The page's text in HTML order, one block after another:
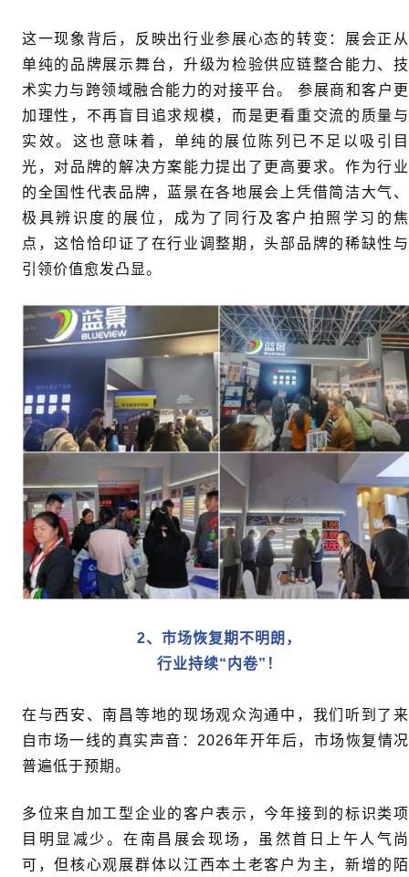
这一现象背后，反映出行业参展心态的转变：展会正从
单纯的品牌展示舞台，升级为检验供应链整合能力、技
术实力与跨领域融合能力的对接平台。 参展商和客户更
加理性，不再盲目追求规模，而是更看重交流的质量与
实效。这也意味着，单纯的展位陈列已不足以吸引目
光，对品牌的解决方案能力提出了更高要求。作为行业
的全国性代表品牌，蓝景在各地展会上凭借简洁大气、
极具辨识度的展位，成为了同行及客户拍照学习的焦
点，这恰恰印证了在行业调整期，头部品牌的稀缺性与
引领价值愈发凸显。
2、 市场恢复期不明朗，
行业持续“内卷” ！
在与西安、南昌等地的现场观众沟通中，我们听到了来
自市场一线的真实声音：2026年开年后，市场恢复情况
普遍低于预期。
多位来自加工型企业的客户表示，今年接到的标识类项
目明显减少。在南昌展会现场，虽然首日上午人气尚
可，但核心观展群体以江西本土老客户为主，新增的陌